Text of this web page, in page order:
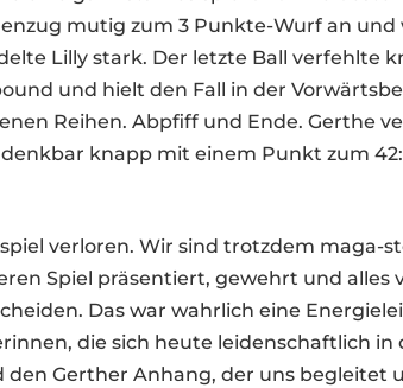
mutig zum 3 Punkte-Wurf an und
Lilly stark. Der letzte Ball verfehlte
und hielt den Fall in der
Reihen. Abpfiff und Ende. Gerthe
knapp mit einem Punkt zum
verloren. Wir sind trotzdem maga-
Spiel präsentiert, gewehrt und alles
Das war wahrlich eine
die sich heute leidenschaftlich in
Gerther Anhang, der uns begleitet